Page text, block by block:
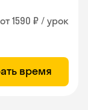
от 1590 ₽ / урок
время